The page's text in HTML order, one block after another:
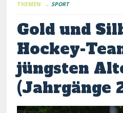
THEMEN → SPORT
Gold und
Hockey-
jüngsten
(Jahrgänge